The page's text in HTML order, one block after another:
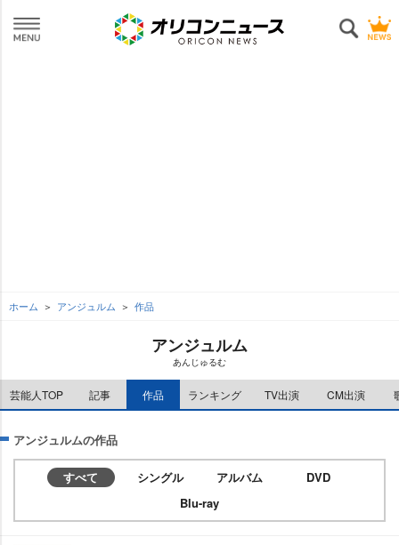
ホーム アンジュルム 作品
アンジュルム
あんじゅるむ
芸能人TOP 記事 作品 ランキング TV出演 CM出演
アンジュルムの作品
すべて シングル アルバム
DVD
Blu-ray